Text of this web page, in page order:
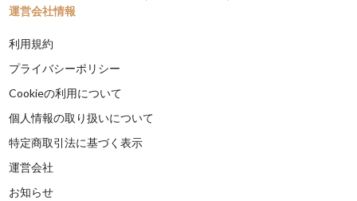
運営会社情報
利用規約
プライバシーポリシー
Cookieの利用について
個人情報の取り扱いについて
特定商取引法に基づく表示
運営会社
お知らせ